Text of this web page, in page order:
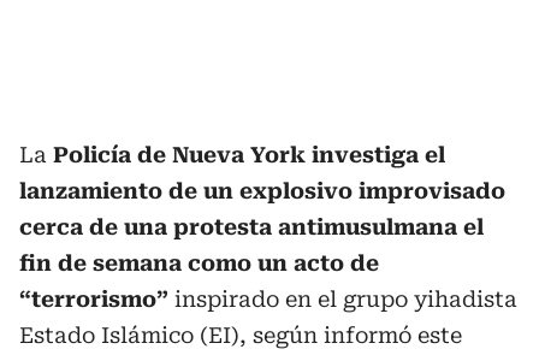
La Policía de Nueva York investiga el
lanzamiento de un explosivo improvisado
cerca de una protesta antimusulmana el
fin de semana como un acto de
“terrorismo” inspirado en el grupo yihadista
Estado Islámico (EI), según informó este